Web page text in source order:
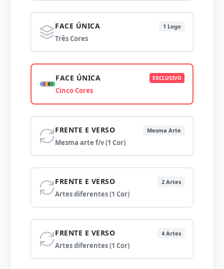
FACE ÚNICA 1 Logo
Três Cores
FACE ÚNICA EXCLUSIVO
Cinco Cores
FRENTE E VERSO Mesma Arte
Mesma arte f/v (1 Cor)
FRENTE E VERSO 2 Artes
Artes diferentes (1 Cor)
FRENTE E VERSO 4 Artes
Artes diferentes (1 Cor)